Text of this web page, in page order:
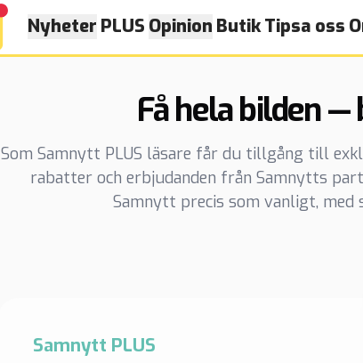
Nyheter PLUS Opinion ButikTipsa oss
Få hela bilden
Som Samnytt PLUS läsare får du tillgång till
rabatter och erbjudanden från Samnytts
Samnytt precis som vanligt, med
Samnytt PLUS